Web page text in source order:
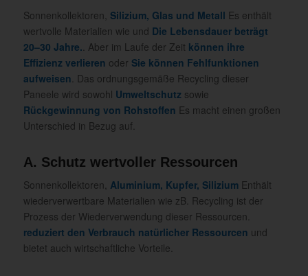
Sonnenkollektoren, Silizium, Glas und Metall Es enthält
wertvolle Materialien wie und Die Lebensdauer beträgt
20–30 Jahre. . Aber im Laufe der Zeit können ihre
Effizienz verlieren oder Sie können Fehlfunktionen
aufweisen . Das ordnungsgemäße Recycling dieser
Paneele wird sowohl Umweltschutz sowie
Rückgewinnung von Rohstoffen Es macht einen großen
Unterschied in Bezug auf.
A. Schutz wertvoller Ressourcen
Sonnenkollektoren, Aluminium, Kupfer, SiliziumEnthält
wiederverwertbare Materialien wie zB. Recycling ist der
Prozess der Wiederverwendung dieser Ressourcen.
reduziert den Verbrauch natürlicher Ressourcen und
bietet auch wirtschaftliche Vorteile.